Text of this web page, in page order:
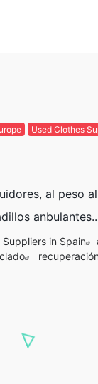
Used Clothes
al peso
in Spain
recuperación